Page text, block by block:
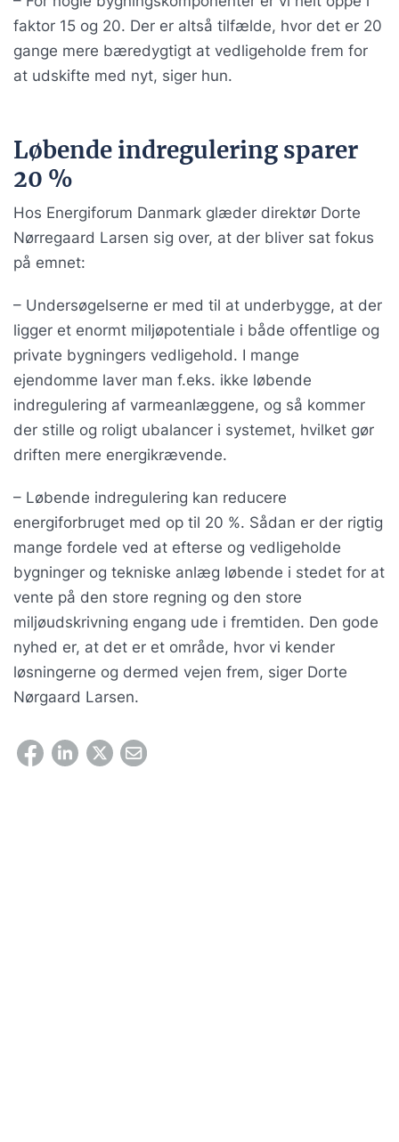
faktor 15 og 20. Der er altså tilfælde, hvor det er 20
gange mere bæredygtigt at vedligeholde frem for
at udskifte med nyt, siger hun.
Løbende indregulering sparer
20 %
Hos Energiforum Danmark glæder direktør Dorte
Nørregaard Larsen sig over, at der bliver sat fokus
på emnet:
– Undersøgelserne er med til at underbygge, at der
ligger et enormt miljøpotentiale i både offentlige og
private bygningers vedligehold. I mange
ejendomme laver man f.eks. ikke løbende
indregulering af varmeanlæggene, og så kommer
der stille og roligt ubalancer i systemet, hvilket gør
driften mere energikrævende.
– Løbende indregulering kan reducere
energiforbruget med op til 20 %. Sådan er der rigtig
mange fordele ved at efterse og vedligeholde
bygninger og tekniske anlæg løbende i stedet for at
vente på den store regning og den store
miljøudskrivning engang ude i fremtiden. Den gode
nyhed er, at det er et område, hvor vi kender
løsningerne og dermed vejen frem, siger Dorte
Nørgaard Larsen.